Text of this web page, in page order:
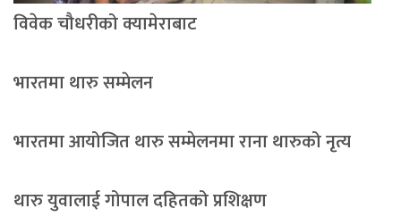
विवेक चौधरीको क्यामेराबाट
भारतमा थारु सम्मेलन
भारतमा आयोजित थारु सम्मेलनमा राना थारुको नृत्य
थारु युवालाई गोपाल दहितको प्रशिक्षण